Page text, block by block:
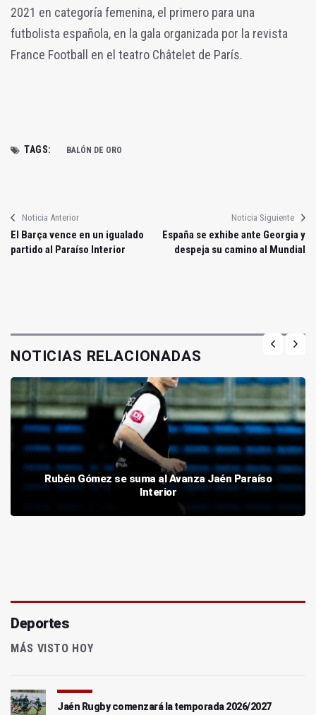
2021 en categoría femenina, el primero para una
futbolista española, en la gala organizada por la revista
France Football en el teatro Châtelet de París.
TAGS: BALÓN DE ORO
Noticia Anterior
El Barça vence en un igualado
partido al Paraíso Interior
Noticia Siguiente
España se exhibe ante Georgia y
despeja su camino al Mundial
NOTICIAS RELACIONADAS
Rubén Gómez se suma al Avanza Jaén Paraíso
Interior
Deportes
MÁS VISTO HOY
Jaén Rugby comenzará la temporada 2026/2027